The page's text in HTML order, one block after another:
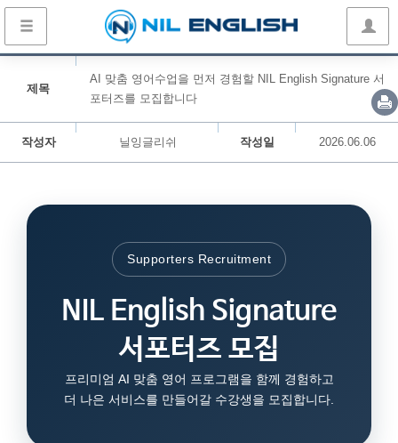
제목
AI 맞춤 영어수업을 먼저 경험할 NIL English Signature 서
포터즈를 모집합니다
작성자 닐잉글리쉬 작성일 2026.06.06
Supporters Recruitment
NIL English Signature
서포터즈 모집
프리미엄 AI 맞춤 영어 프로그램을 함께 경험하고
더 나은 서비스를 만들어갈 수강생을 모집합니다.